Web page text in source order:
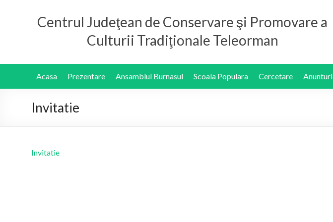
Centrul Judeţean de Conservare şi Promovare a
Culturii Tradiţionale Teleorman
Acasa Prezentare Ansamblul Burnasul Scoala Populara Cercetare Anunturi
Invitatie
Invitatie